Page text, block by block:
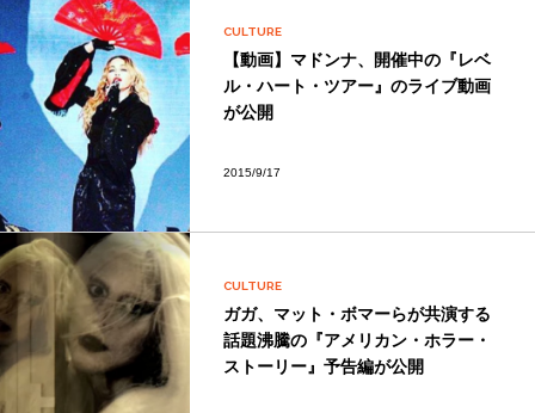
CULTURE
【動画】マドンナ、開催中の『レベ
ル・ハート・ツアー』のライブ動画
が公開
2015/9/17
CULTURE
ガガ、マット・ボマーらが共演する
話題沸騰の『アメリカン・ホラー・
ストーリー』予告編が公開